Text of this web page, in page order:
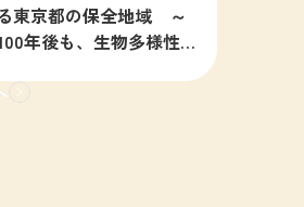
東京都の保全地域 ～
年後も、生物多様性